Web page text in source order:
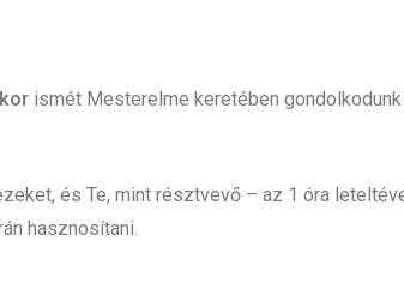
ismét Mesterelme keretében
és Te, mint résztvevő – az 1 óra
hasznosítani.